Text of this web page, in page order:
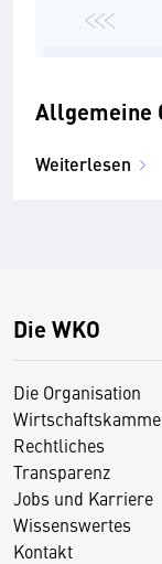
Allgemeine
Weiterlesen
Die WKO
Die Organisation
Rechtliches
Transparenz
Jobs und Karriere
Wissenswertes
Kontakt